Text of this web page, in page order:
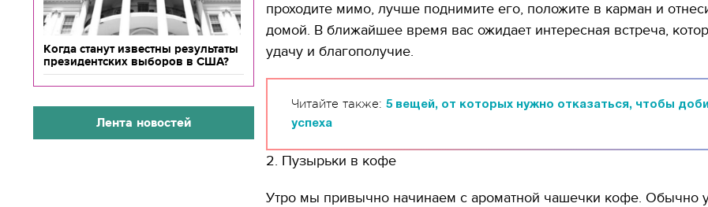
Когда станут известны результаты
президентских выборов в США?
Лента новостей
проходите мимо, лучше поднимите его, положите в карман и
домой. В ближайшее время вас ожидает интересная встреча,
удачу и благополучие.
Читайте также: 5 вещей, от которых нужно отказаться, чтобы
успеха
2. Пузырьки в кофе
Утро мы привычно начинаем с ароматной чашечки кофе. Обычно
11.10.2017 | 16:22
"Сторожевая